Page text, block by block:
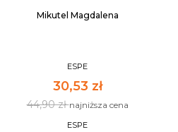
Mikutel Magdalena
ESPE
30,53 zł
44,90 złnajniższa cena
ESPE